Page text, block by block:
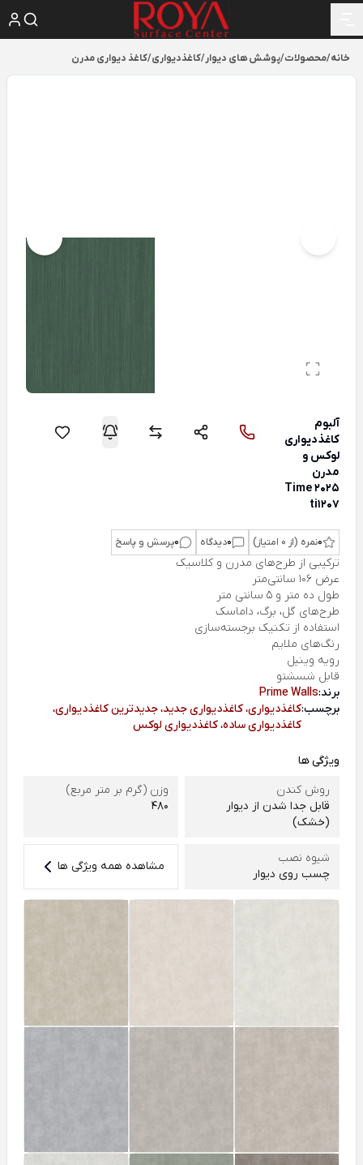
خانه/محصولات/پوشش های دیوار/کاغذدیواری/کاغذ دیواری مدرن
آلبوم
کاغذدیواری
لوکس و
مدرن
Time 2025
ti1207
0نمره (از 0 امتیاز) 0دیدگاه 0پرسش و پاسخ
ترکیبی از طرح‌های مدرن و کلاسیک
عرض 106 سانتی‌متر
طول ده متر و 5 سانتی متر
طرح‌های گل، برگ، داماسک
استفاده از تکنیک برجسته‌سازی
رنگ‌های ملایم
رویه وینیل
قابل شسشتو
برند:Prime Walls
برچسب:کاغذدیواری، کاغذدیواری جدید، جدیدترین کاغذدیواری،
کاغذدیواری ساده، کاغذدیواری لوکس
ویژگی ها
روش کندن
قابل جدا شدن از دیوار
(خشک)
وزن (گرم بر متر مربع)
480
شیوه نصب
چسب روی دیوار
مشاهده همه ویژگی ها